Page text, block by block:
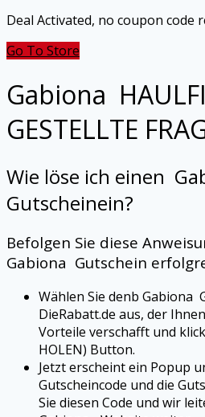
Deal Activated, no coupon code
Go To Store
Gabiona
GESTELLTE
Wie löse ich einen
Gutscheinein?
Befolgen Sie diese
Gabiona Gutschein
Wählen Sie denb Gabiona
DieRabatt.de aus, der
Vorteile verschafft und
HOLEN) Button.
Jetzt erscheint ein Popup
Gutscheincode und die
Sie diesen Code und wir